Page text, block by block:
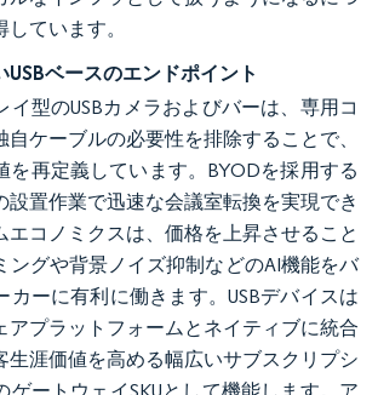
ています。
USBベースのエンドポイント
イ型のUSBカメラおよびバーは、専用コ
自ケーブルの必要性を排除することで、
を再定義しています。BYODを採用する
設置作業で迅速な会議室転換を実現でき
エコノミクスは、価格を上昇させること
ングや背景ノイズ抑制などのAI機能をバ
カーに有利に働きます。USBデバイスは
アプラットフォームとネイティブに統合
生涯価値を高める幅広いサブスクリプシ